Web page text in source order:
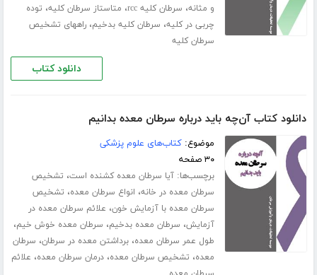
و مثانه، سرطان کلیه rcc ، متاستاز سرطان کلیه، توده
چربی در کلیه، سرطان کلیه بدخیم،راههای تشخیص
سرطان کلیه
دانلود کتاب
دانلود کتاب آن‌چه باید درباره سرطان معده بدانیم
موضوع:کتاب‌های علوم پزشکی
۳۰ صفحه
برچسب‌ها:آیا سرطان معده کشنده است، تشخیص
‌‌سرطان معده در خانه، انواع سرطان معده، تشخیص
سرطان معده با آزمایش خون، علائم سرطان معده در
آزمایش، سرطان معده بدخیم، سرطان معده خوش خیم،
طول عمر سرطان معده،برداشتن معده در سرطان، سرطان
معده، تشخیص سرطان معده،درمان سرطان معده، علائم